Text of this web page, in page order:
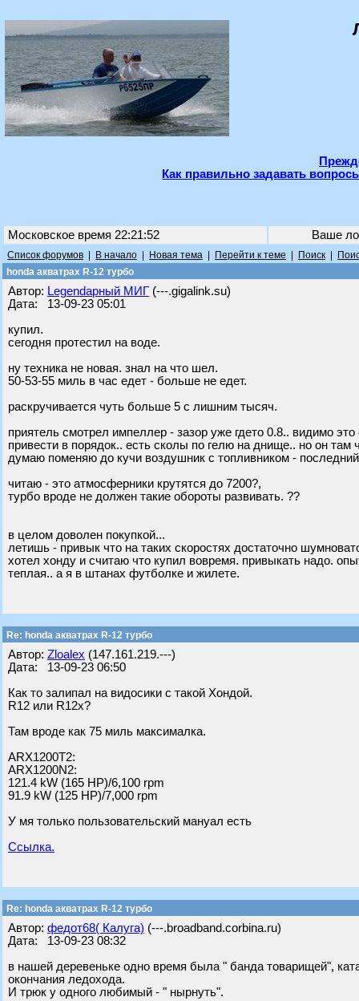
Как правильно задавать
Московское время 22:21:52 Ваше
Список форумов В начало Новая тема Перейти к теме Поиск
honda акватрах R-12 турбо
Автор: Legendарный МИГ (---.gigalink.su)
Дата: 13-09-23 05:01
купил.
сегодня протестил на воде.
ну техника не новая. знал на что шел.
50-53-55 миль в час едет - больше не едет.
раскручивается чуть больше 5 с лишним тысяч.
приятель смотрел импеллер - зазор уже гдето 0.8.. видимо
привести в порядок.. есть сколы по гелю на днище.. но он
думаю поменяю до кучи воздушник с топливником -
читаю - это атмосферники крутятся до 7200?,
турбо вроде не должен такие обороты развивать. ??
в целом доволен покупкой...
летишь - привык что на таких скоростях достаточно
хотел хонду и считаю что купил вовремя. привыкать надо.
теплая.. а я в штанах футболке и жилете.
Re: honda акватрах R-12 турбо
Автор: Zloalex (147.161.219.---)
Дата: 13-09-23 06:50
Как то залипал на видосики с такой Хондой.
R12 или R12x?
Там вроде как 75 миль максималка.
ARX1200T2:
ARX1200N2:
121.4 kW (165 HP)/6,100 rpm
91.9 kW (125 HP)/7,000 rpm
У мя только пользовательский мануал есть
Ссылка.
Re: honda акватрах R-12 турбо
Автор: федот68( Калуга) (---.broadband.corbina.ru)
Дата: 13-09-23 08:32
в нашей деревеньке одно время была " банда товарищей",
окончания ледохода.
И трюк у одного любимый - " нырнуть".